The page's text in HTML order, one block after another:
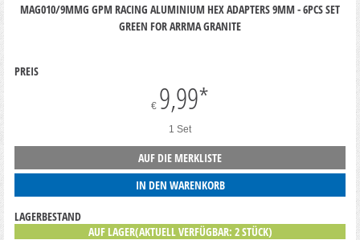
MAG010/9MMG GPM RACING ALUMINIUM HEX ADAPTERS 9MM - 6PCS SET
GREEN FOR ARRMA GRANITE
PREIS
€ 9,99*
1 Set
AUF DIE MERKLISTE
IN DEN WARENKORB
LAGERBESTAND
AUF LAGER(AKTUELL VERFÜGBAR: 2 STÜCK)